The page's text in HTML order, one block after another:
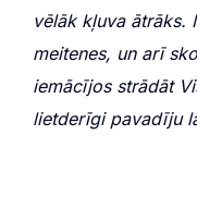
vēlāk kļuva ātrāks.
meitenes, un arī
iemācījos strādāt
lietderīgi pavadīju